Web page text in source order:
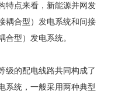
特点来看，新能源并网发
耦合型）发电系统和间接
合型）发电系统。
级的配电线路共同构成了
系统，一般采用两种典型